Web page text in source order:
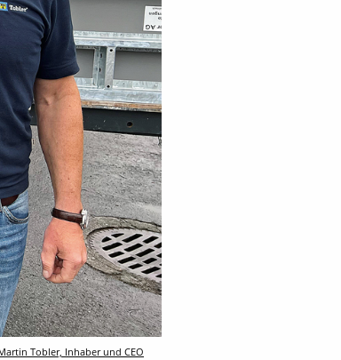
Tobler, Inhaber und CEO